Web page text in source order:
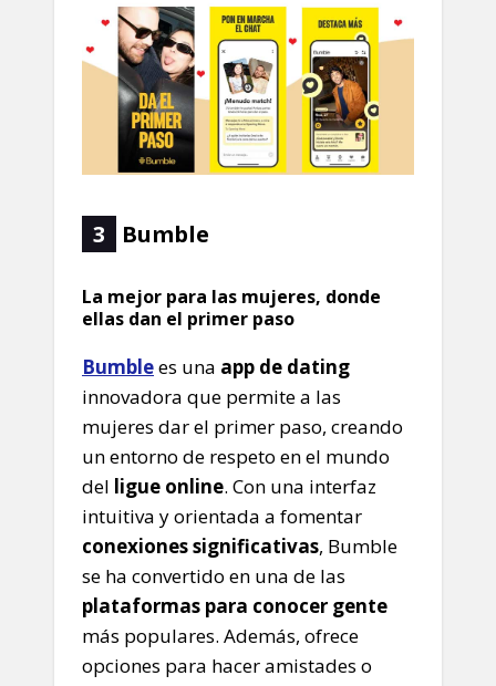
3 Bumble
La mejor para las mujeres, donde
ellas dan el primer paso
Bumblees una app de dating
innovadora que permite a las
mujeres dar el primer paso, creando
un entorno de respeto en el mundo
del ligue online. Con una interfaz
intuitiva y orientada a fomentar
conexiones significativas, Bumble
se ha convertido en una de las
plataformas para conocer gente
más populares. Además, ofrece
opciones para hacer amistades o